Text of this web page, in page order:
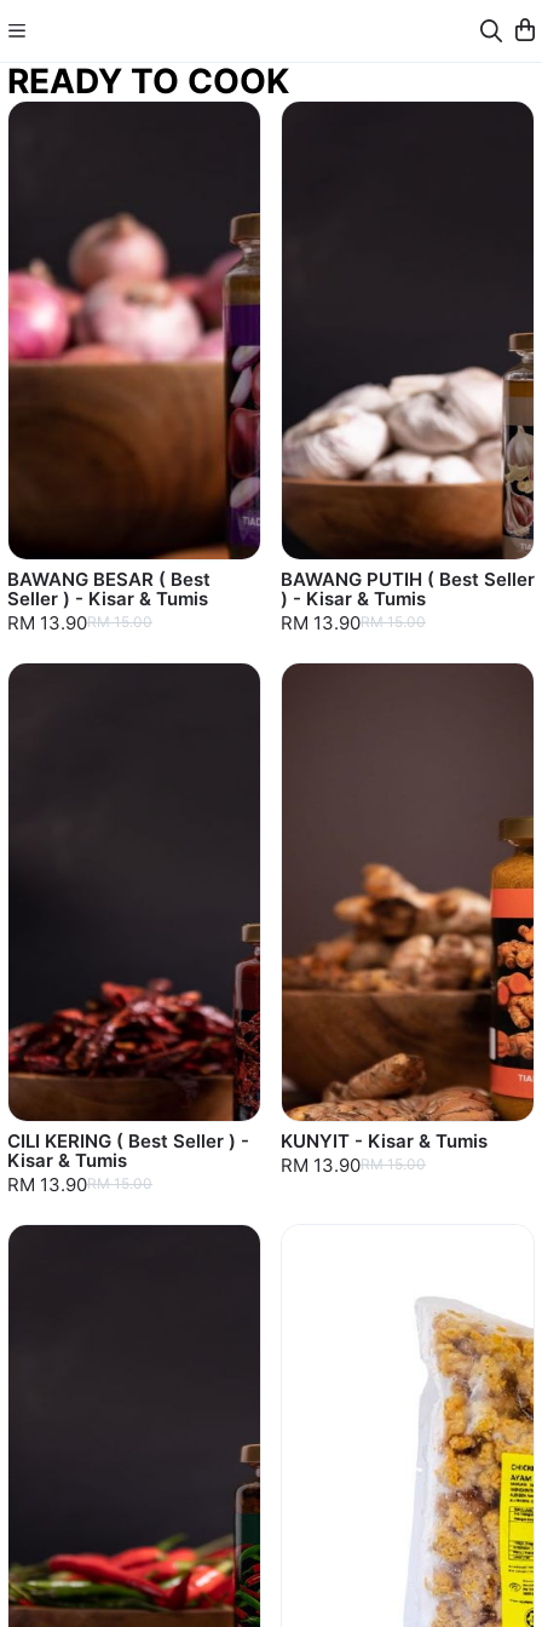
READY TO COOK
BAWANG BESAR ( Best
Seller ) - Kisar & Tumis
RM 13.90RM 15.00
BAWANG PUTIH ( Best Seller
) - Kisar & Tumis
RM 13.90RM 15.00
CILI KERING ( Best Seller ) -
Kisar & Tumis
RM 13.90RM 15.00
KUNYIT - Kisar & Tumis
RM 13.90RM 15.00